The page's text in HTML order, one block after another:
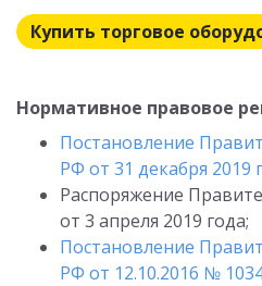
Купить торговое
Нормативное правовое
Постановление
РФ от 31 декабря 2019
Распоряжение
от 3 апреля 2019 года;
Постановление
РФ от 12.10.2016 №